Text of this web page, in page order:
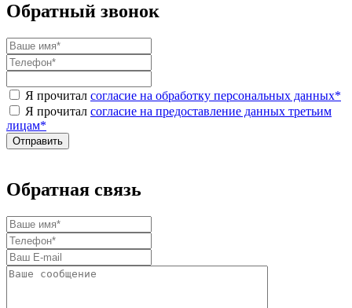
Обратный звонок
Я прочитал согласие на обработку персональных данных*
Я прочитал согласие на предоставление данных третьим
лицам*
Обратная связь